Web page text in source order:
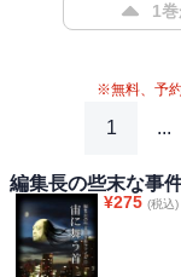
1
※無料、予
1 ...
編集長の些末な事
¥275 (税込)